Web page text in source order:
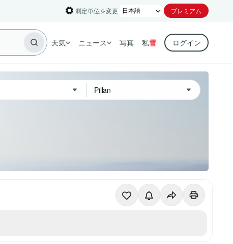
測定単位を変更 プレミアム
天気 ニュース 写真 私雪 ログイン